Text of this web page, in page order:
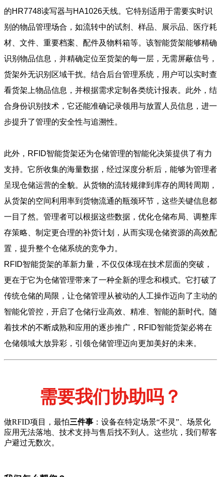
的HR7748读写器与HA1026天线。它特别适用于需要实时识
别的物品管理场合，如流转中的试剂、样品、展示品、医疗耗
材、文件、重要档案、配件及物料箱等。该智能货架能够精确
识别物品信息，并精确定位至货架的每一层，无需屏蔽信号，
货架外无识别区域干扰。结合后台管理系统，用户可以实时查
看货架上物品信息，并根据需求定制各类统计报表。此外，结
合身份识别技术，它还能准确记录领用与放置人员信息，进一
步提升了管理的安全性与追溯性。
此外，RFID智能货架还为仓储管理的智能化决策提供了有力
支持。它所收集的海量数据，经过深度分析后，能够为管理者
呈现仓储运营的全貌。从货物的流转规律到库存的周转周期，
从货架的空间利用率到货物流通的瓶颈环节，这些关键信息都
一目了然。管理者可以根据这些数据，优化仓储布局、调整库
存策略、制定更合理的补货计划，从而实现仓储资源的高效配
置，提升整个仓储系统的竞争力。
RFID智能货架的革新力量，不仅仅体现在技术层面的突破，
更在于它为仓储管理带来了一种全新的理念和模式。它打破了
传统仓储的局限，让仓储管理从被动的人工操作迈向了主动的
智能化管控，开启了仓储行业高效、精准、智能的新时代。随
着技术的不断成熟和应用的逐步推广，RFID智能货架必将在
仓储领域大放异彩，引领仓储管理迈向更加美好的未来。
需要我们协助吗？
做RFID项目，最怕三件事 ：设备在特定场景“不灵”、场景化
应用无法落地、技术支持与售后找不到人。这些坑，我们帮客
户避过无数次。